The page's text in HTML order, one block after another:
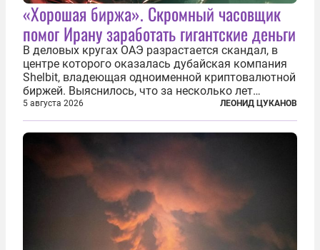
«Хорошая биржа». Скромный часовщик
помог Ирану заработать гигантские деньги
В деловых кругах ОАЭ разрастается скандал, в
центре которого оказалась дубайская компания
Shelbit, владеющая одноименной криптовалютной
биржей. Выяснилось, что за несколько лет
существования через Shelbit прошло не менее 4
млрд долларов в криптовалюте, принадлежащих
иранским чиновникам и силовикам...
5 августа 2026 ЛЕОНИД ЦУКАНОВ